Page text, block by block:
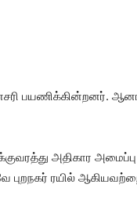
பயணிக்கின்றனர்.
அதிகார அமைப்பு
புறநகர் ரயில்